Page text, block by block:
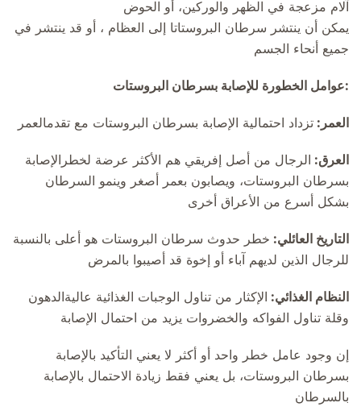
آلام مزعجة في الظهر والوركين، أو الحوض
يمكن أن ينتشر سرطان البروستاتا إلى العظام ، أو قد ينتشر في
جميع أنحاء الجسم
:عوامل الخطورة للإصابة بسرطان البروستات
العمر: تزداد احتمالية الإصابة بسرطان البروستات مع تقدمالعمر
العرق:
الرجال من أصل إفريقي هم الأكثر عرضة لخطرالإصابة
بسرطان البروستات، ويصابون بعمر أصغر وينمو السرطان
بشكل أسرع من الأعراق أخرى
التاريخ العائلي: خطر حدوث سرطان البروستات هو أعلى بالنسبة
للرجال الذين لديهم آباء أو إخوة قد أصيبوا بالمرض
النظام الغذائي:
الإكثار من تناول الوجبات الغذائية عاليةالدهون
وقلة تناول الفواكه والخضروات يزيد من احتمال الإصابة
إن وجود عامل خطر واحد أو أكثر لا يعني التأكيد بالإصابة
بسرطان البروستات، بل يعني فقط زيادة الاحتمال بالإصابة
بالسرطان